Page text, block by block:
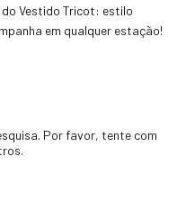
Vestido Tricot: estilo
em qualquer estação!
Por favor, tente com